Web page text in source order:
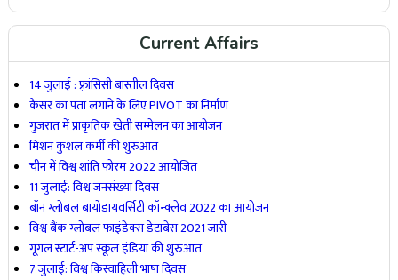
Current Affairs
14 जुलाई : फ़्रांसिसी बास्तील दिवस
कैंसर का पता लगाने के लिए PIVOT का निर्माण
गुजरात में प्राकृतिक खेती सम्मेलन का आयोजन
मिशन कुशल कर्मी की शुरुआत
चीन में विश्व शांति फोरम 2022 आयोजित
11 जुलाई: विश्व जनसंख्या दिवस
बॉन ग्लोबल बायोडायवर्सिटी कॉन्क्लेव 2022 का आयोजन
विश्व बैंक ग्लोबल फाइंडेक्स डेटाबेस 2021 जारी
गूगल स्टार्ट-अप स्कूल इंडिया की शुरुआत
7 जुलाई: विश्व किस्वाहिली भाषा दिवस